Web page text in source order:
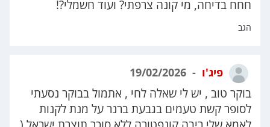
חחח בדיחה, מי קונה צרפתי? ועוד חשמלי?!
הגב
פיג'ו
בוקר טוב , יש לי שאלה לחי , אתמול בבוקר נסעתי
לסופר קשת טעמים בגבעת ברנר על מנת לקנות